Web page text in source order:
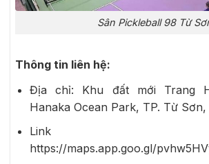
Sân Pickleball 98 Từ
Thông tin liên hệ:
Địa chỉ: Khu đất mới Trang
Hanaka Ocean Park, TP. Từ
Link
https://maps.app.goo.gl/